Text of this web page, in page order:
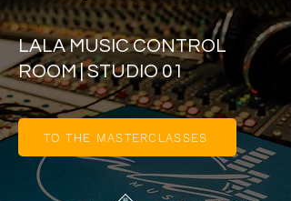
LALA MUSIC CONTROL
ROOM | STUDIO 01
TO THE MASTERCLASSES